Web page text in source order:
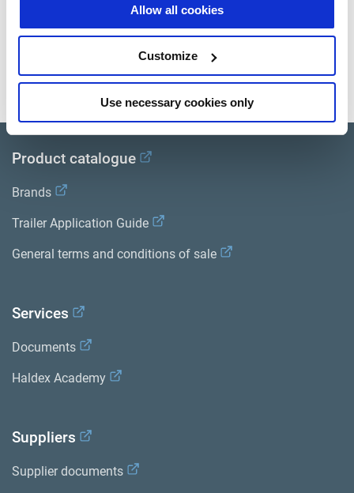
Allow all cookies
Customize
Use necessary cookies only
Documents
Consultez toutes les publications connexes dans notre
Bibliothèque de documentation sur les produits.
Product catalogue
Brands
Trailer Application Guide
General terms and conditions of sale
Services
Documents
Haldex Academy
Suppliers
Supplier documents